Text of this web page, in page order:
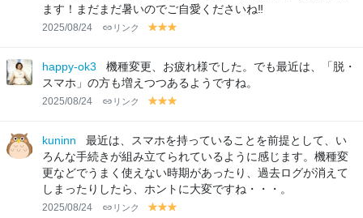
ます！まだまだ暑いのでご自愛くださいね‼️
2025/08/24 リンク
y
lo
w
y
lo
w
lo
w
happy-ok3
機種変更、お疲れ様でした。でも最近は、「脱・
スマホ」の方も増えつつあるようですね。
2025/08/24 リンク
y
lo
w
y
lo
w
lo
w
kuninn
最近は、スマホを持っていることを前提として、い
ろんな手続きが組み立てられているように感じます。機種変
更などでうまく使えない時期があったり、過去ログが消えて
しまったりしたら、ホントに大変ですね・・・。
2025/08/24 リンク
y y